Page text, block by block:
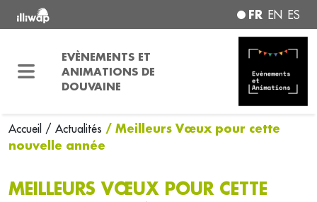
FR EN ES
EVÈNEMENTS ET
ANIMATIONS DE
DOUVAINE
Accueil / Actualités / Meilleurs Vœux pour cette
nouvelle année
MEILLEURS VŒUX POUR CETTE